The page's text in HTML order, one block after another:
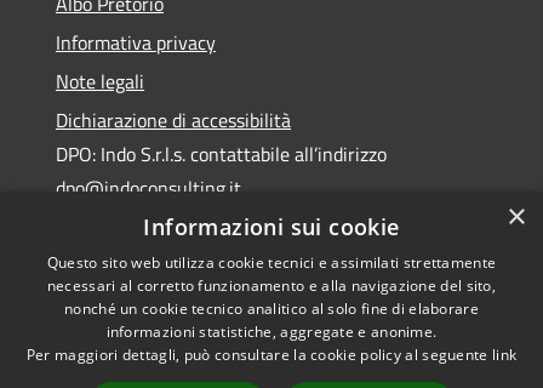
Informativa privacy
Note legali
Dichiarazione di accessibilità
DPO: Indo S.r.l.s. contattabile all’indirizzo
dpo@indoconsulting.it
Accessibilità
Copyright © 2026 • Comune di
Cassano All'Ionio • Powered by
×
Informazioni sui cookie
Questo sito web utilizza cookie tecnici e assimilati strettamente
necessari al corretto funzionamento e alla navigazione del sito,
nonché un cookie tecnico analitico al solo fine di elaborare
informazioni statistiche, aggregate e anonime.
Per maggiori dettagli, può consultare la cookie policy al seguente link